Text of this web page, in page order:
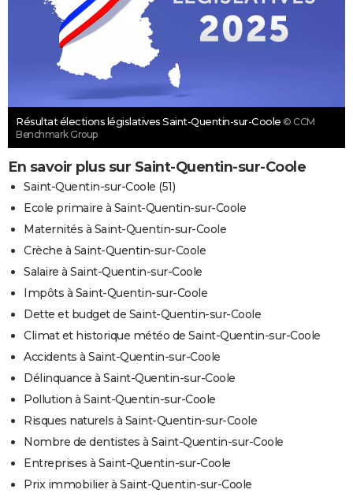
Résultat élections législatives Saint-Quentin-sur-Coole © CCM
Benchmark Group
En savoir plus sur Saint-Quentin-sur-Coole
Saint-Quentin-sur-Coole (51)
Ecole primaire à Saint-Quentin-sur-Coole
Maternités à Saint-Quentin-sur-Coole
Crèche à Saint-Quentin-sur-Coole
Salaire à Saint-Quentin-sur-Coole
Impôts à Saint-Quentin-sur-Coole
Dette et budget de Saint-Quentin-sur-Coole
Climat et historique météo de Saint-Quentin-sur-Coole
Accidents à Saint-Quentin-sur-Coole
Délinquance à Saint-Quentin-sur-Coole
Pollution à Saint-Quentin-sur-Coole
Risques naturels à Saint-Quentin-sur-Coole
Nombre de dentistes à Saint-Quentin-sur-Coole
Entreprises à Saint-Quentin-sur-Coole
Prix immobilier à Saint-Quentin-sur-Coole